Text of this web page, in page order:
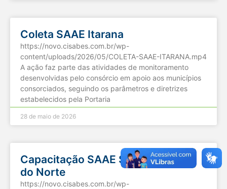
Coleta SAAE Itarana
https://novo.cisabes.com.br/wp-
content/uploads/2026/05/COLETA-SAAE-ITARANA.mp4
A ação faz parte das atividades de monitoramento
desenvolvidas pelo consórcio em apoio aos municípios
consorciados, seguindo os parâmetros e diretrizes
estabelecidos pela Portaria
28 de maio de 2026
Capacitação SAAE São Domingos
do Norte
https://novo.cisabes.com.br/wp-